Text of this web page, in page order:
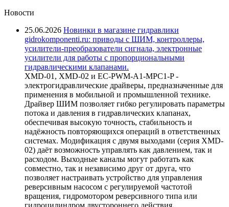
Новости
25.06.2026 Новинки в магазине гидравлики
gidrokomponenti.ru: приводы с ШИМ, контроллеры,
усилители-преобразователи сигнала, электронные
усилители для работы с пропорциональными
гидравлическими клапанами.
XMD-01, XMD-02 и EC-PWM-A1-MPC1-P -
электрогидравлические драйверы, предназначенные для
применения в мобильной и промышленной технике.
Драйвер ШИМ позволяет гибко регулировать параметры
потока и давления в гидравлических клапанах,
обеспечивая высокую точность, стабильность и
надёжность повторяющихся операций в ответственных
системах. Модификация с двумя выходами (серия XMD-
02) даёт возможность управлять как давлением, так и
расходом. Выходные каналы могут работать как
совместно, так и независимо друг от друга, что
позволяет настраивать устройство для управления
реверсивным насосом с регулируемой частотой
вращения, гидромотором реверсивного типа или
гидроцилиндром двустороннего действия.